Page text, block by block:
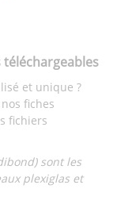
téléchargeables
et unique ?
fiches
fichiers
sont les
plexiglas et